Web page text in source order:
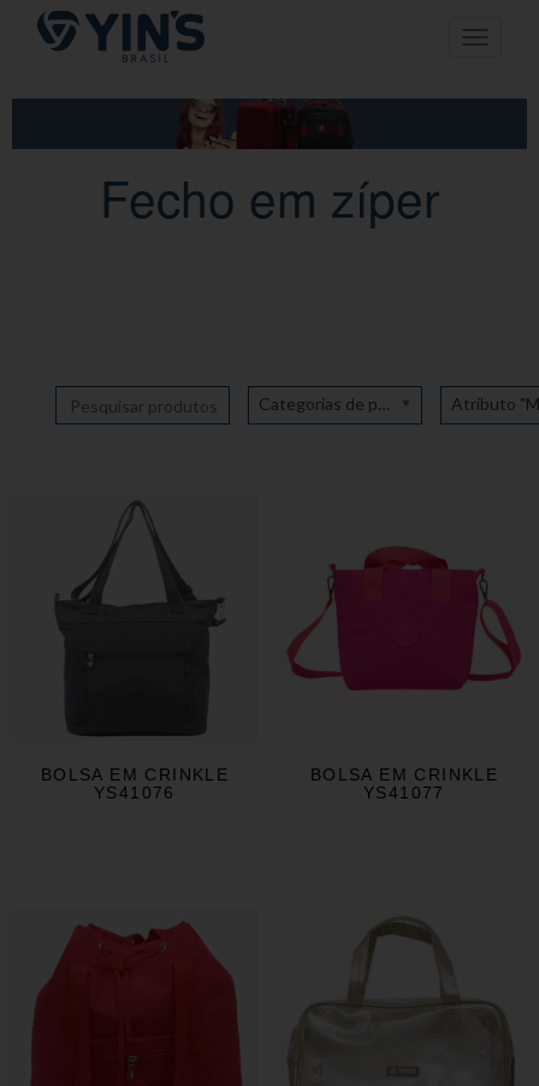
Pular
para
conteúdo
Toggle
Fecho em zíper
Categorias de produto
BOLSA EM CRINKLE
YS41076
BOLSA EM CRINKLE
YS41077